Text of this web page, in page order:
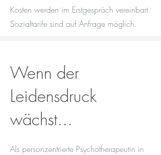
Kosten werden im Erstgespräch vereinbart.
Sozialtarife sind auf Anfrage möglich.
Wenn der
Leidensdruck
wächst...
Als personzentrierte Psychotherapeutin in